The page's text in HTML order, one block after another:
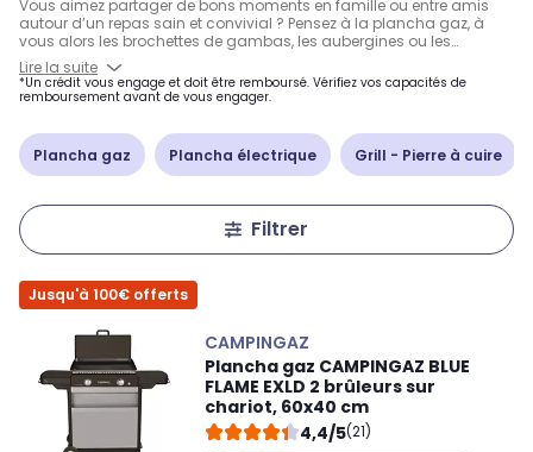
Vous aimez partager de bons moments en famille ou entre amis
autour d’un repas sain et convivial ? Pensez à la plancha gaz, à
vous alors les brochettes de gambas, les aubergines ou les
poivrons grillés ! Sur les petites terrasses, les modèles à poser sur
table seront parfaits. Pour déplacer plus facilement votre plancha à
gaz, il existe des modèles surchariot à roulettes
. Avec plusieurs
des températures différentes.
Lire la suite
*Un crédit vous engage et doit être remboursé. Vérifiez vos capacités de
remboursement avant de vous engager.
Plancha gaz Plancha électrique Grill - Pierre à cuire
Filtrer
Jusqu'à 100€ offerts
CAMPINGAZ
Plancha gaz CAMPINGAZ BLUE
FLAME EXLD 2 brûleurs sur
chariot, 60x40 cm
4,4/5(21)